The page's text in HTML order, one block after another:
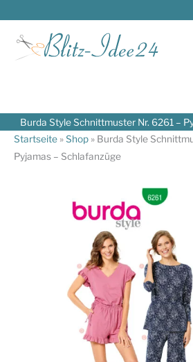
springen
Burda Style Schnittmuster Nr. 6261 –
Startseite »Shop » Burda Style
Pyjamas – Schlafanzüge